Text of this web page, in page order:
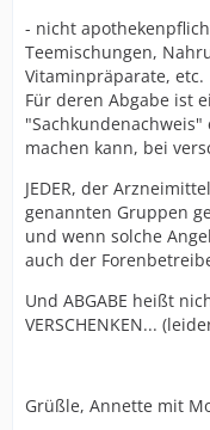
- nicht
Teemischungen,
Vitaminpräparate, etc.
Für deren Abgabe ist
machen kann, bei
JEDER, der
genannten Gruppen
und wenn solche
auch der
Und ABGABE heißt
VERSCHENKEN...
Grüßle, Annette mit